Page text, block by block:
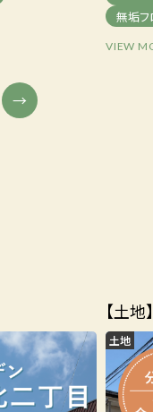
無垢フ
VIEW
【土
土地